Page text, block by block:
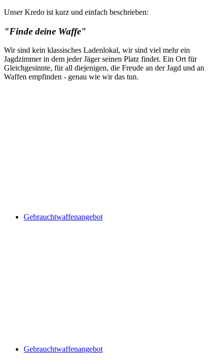
Unser Kredo ist kurz und einfach beschrieben:
"Finde deine Waffe"
Wir sind kein klassisches Ladenlokal, wir sind viel mehr ein
Jagdzimmer in dem jeder Jäger seinen Platz findet. Ein Ort für
Gleichgesinnte, für all diejenigen, die Freude an der Jagd und an
Waffen empfinden - genau wie wir das tun.
Gebrauchtwaffenangebot
Gebrauchtwaffenangebot